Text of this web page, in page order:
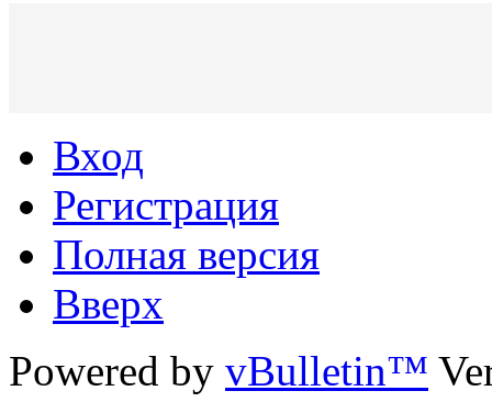
Вход
Регистрация
Полная версия
Вверх
Powered by vBulletin™